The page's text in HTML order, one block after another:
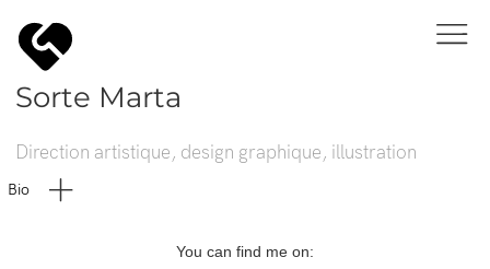
Sorte Marta
Direction artistique, design graphique, illustration
Bio
You can find me on: